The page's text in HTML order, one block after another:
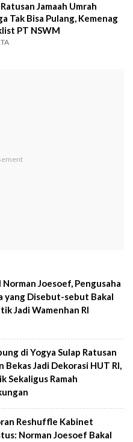
Jamaah Umrah
Tak Bisa Pulang, Kemenag
PT NSWM
Norman Joesoef, Pengusaha
yang Disebut-sebut Bakal
Jadi Wamenhan RI
di Yogya Sulap Ratusan
Bekas Jadi Dekorasi HUT RI,
Sekaligus Ramah
Reshuffle Kabinet
Norman Joesoef Bakal